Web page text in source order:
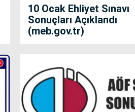
10 Ocak Ehliyet Sınavı
Sonuçları Açıklandı
(meb.gov.tr)